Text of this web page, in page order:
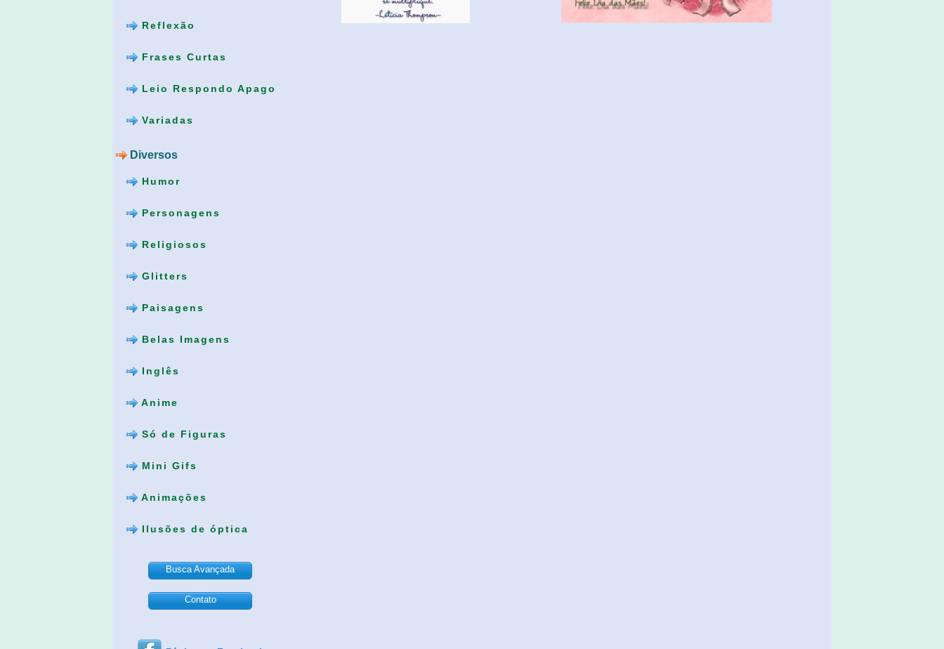
Reflexão
Frases Curtas
Leio Respondo Apago
Variadas
Diversos
Humor
Personagens
Religiosos
Glitters
Paisagens
Belas Imagens
Inglês
Anime
Só de Figuras
Mini Gifs
Animações
Ilusões de óptica
Busca Avançada
Contato